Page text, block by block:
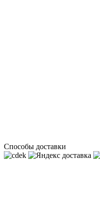
Способы доставки